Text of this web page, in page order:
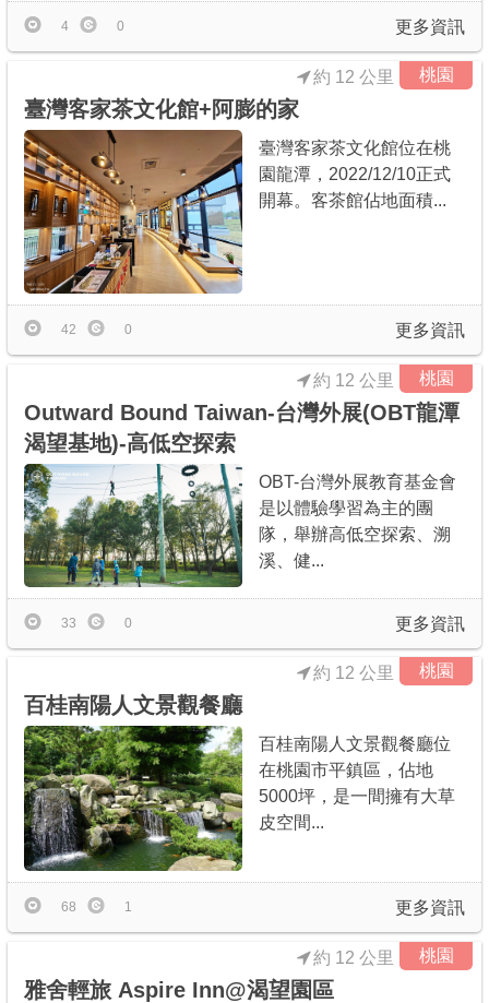
更多資訊
4 0
桃園
臺灣客家茶文化館+阿膨的家
約 12 公里
臺灣客家茶文化館位在桃
園龍潭，2022/12/10正式
開幕。客茶館佔地面積...
更多資訊
42 0
桃園
Outward Bound Taiwan-台灣外展(OBT龍潭
渴望基地)-高低空探索
約 12 公里
OBT-台灣外展教育基金會
是以體驗學習為主的團
隊，舉辦高低空探索、溯
溪、健...
更多資訊
33 0
桃園
百桂南陽人文景觀餐廳
約 12 公里
百桂南陽人文景觀餐廳位
在桃園市平鎮區，佔地
5000坪，是一間擁有大草
皮空間...
更多資訊
68 1
桃園
雅舍輕旅 Aspire Inn@渴望園區
約 12 公里